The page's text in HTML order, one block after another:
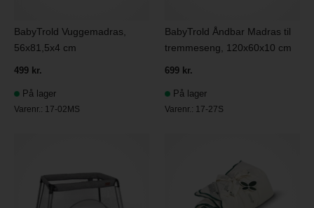
BabyTrold Vuggemadras,
56x81,5x4 cm
499 kr.
På lager
Varenr.: 17-02MS
BabyTrold Åndbar Madras til
tremmeseng, 120x60x10 cm
699 kr.
På lager
Varenr.: 17-27S